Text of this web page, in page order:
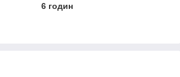
6 годин